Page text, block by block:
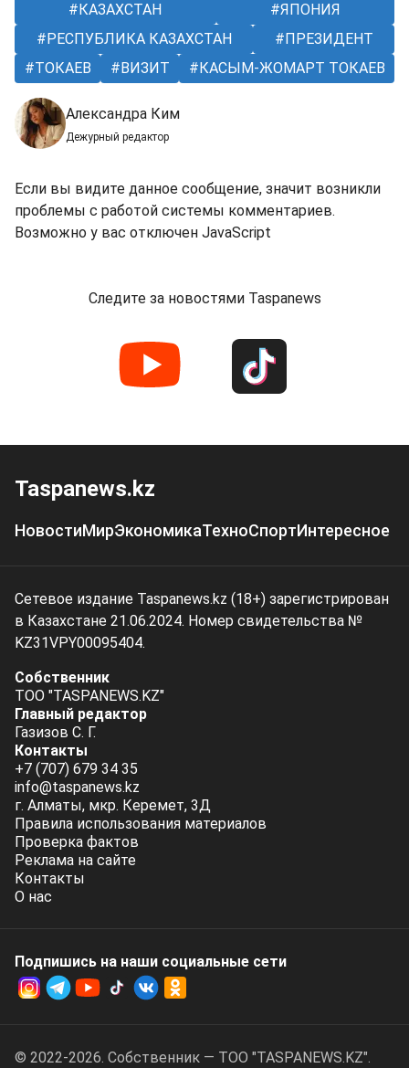
КАЗАХСТАН
ЯПОНИЯ
РЕСПУБЛИКА КАЗАХСТАН
ПРЕЗИДЕНТ
ТОКАЕВ
ВИЗИТ КАСЫМ-ЖОМАРТ ТОКАЕВ
Александра Ким
Дежурный редактор
Если вы видите данное сообщение, значит возникли
проблемы с работой системы комментариев.
Возможно у вас отключен JavaScript
Следите за новостями Taspanews
Taspanews.kz
НовостиМирЭкономикаТехноСпортИнтересное
Сетевое издание Taspanews.kz (18+) зарегистрирован
в Казахстане 21.06.2024. Номер свидетельства №
KZ31VPY00095404.
Собственник
ТОО "TASPANEWS.KZ"
Главный редактор
Газизов С. Г.
Контакты
+7 (707) 679 34 35
info@taspanews.kz
г. Алматы, мкр. Керемет, 3Д
Правила использования материалов
Проверка фактов
Реклама на сайте
Контакты
О нас
Подпишись на наши социальные cети
© 2022-2026. Собственник — ТОО "TASPANEWS.KZ".